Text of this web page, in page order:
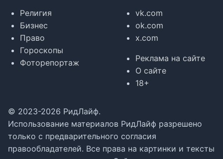
Религия
Бизнес
Право
Гороскопы
Фоторепортаж
vk.com
ok.com
x.com
Реклама на сайте
О сайте
18+
© 2023-2026 РидЛайф.
Использование материалов РидЛайф разрешено
только с предварительного согласия
правообладателей. Все права на картинки и тексты